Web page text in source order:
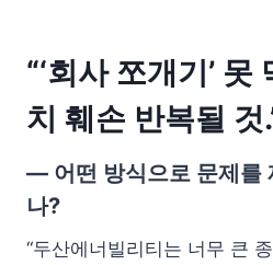
“‘회사 쪼개기’
치 훼손 반복될 것
— 어떤 방식으로 문제를
나?
“두산에너빌리티는 너무 큰